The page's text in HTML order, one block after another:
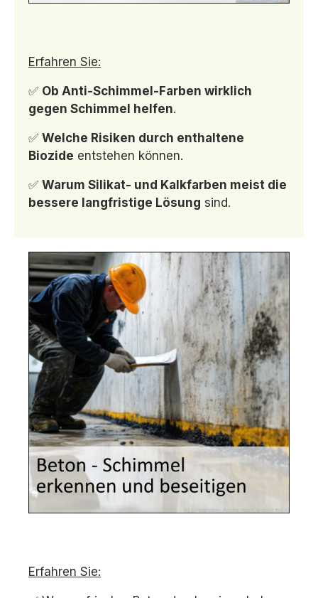
Erfahren Sie:
✅ Ob Anti-Schimmel-Farben wirklich
gegen Schimmel helfen.
✅ Welche Risiken durch enthaltene
Biozide entstehen können.
✅ Warum Silikat- und Kalkfarben meist die
bessere langfristige Lösung sind.
Erfahren Sie: